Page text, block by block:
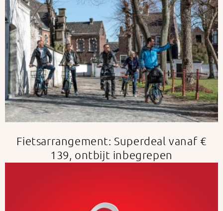
Fietsarrangement: Superdeal vanaf €
139, ontbijt inbegrepen